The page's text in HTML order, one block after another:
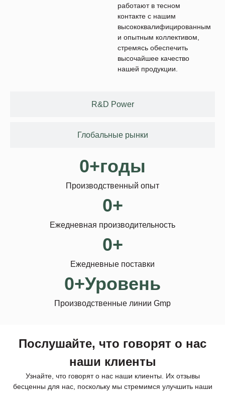
R&D Power
Глобальные рынки
работают в тесном
контакте с нашим
высококвалифицированным
и опытным коллективом,
стремясь обеспечить
высочайшее качество
нашей продукции.
Производственный опыт
0+годы
Ежедневная производительность
0+
Ежедневные поставки
0+
Производственные линии Gmp
0+Уровень
Послушайте, что говорят о нас
наши клиенты
Узнайте, что говорят о нас наши клиенты. Их отзывы
бесценны для нас, поскольку мы стремимся улучшить наши